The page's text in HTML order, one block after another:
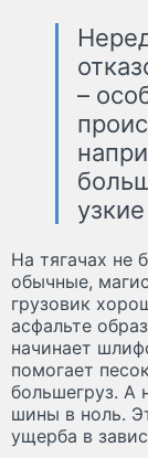
–
На тягачах не
обычные,
грузовик
асфальте
начинает
помогает
большегруз. А
шины в ноль.
ущерба в